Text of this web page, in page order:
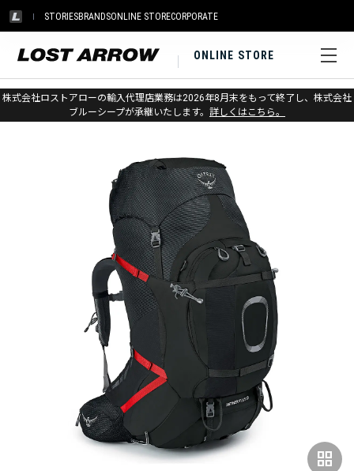
STORIESBRANDSONLINE STORECORPORATE
ONLINE STORE
株式会社ロストアローの輸入代理店業務は2026年8月末をもって終了し、株式会社
ブルーシープが承継いたします。 詳しくはこちら。
ホーム > オスプレー > アウトドア > バックパック（大型）
grid_view